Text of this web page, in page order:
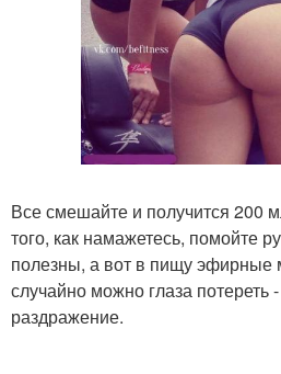
Все смешайте и получится 200
того, как намажетесь, помойте
полезны, а вот в пищу эфирные
случайно можно глаза потереть
раздражение.